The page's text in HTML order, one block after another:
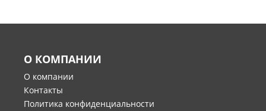
О КОМПАНИИ
О компании
Контакты
Политика конфиденциальности